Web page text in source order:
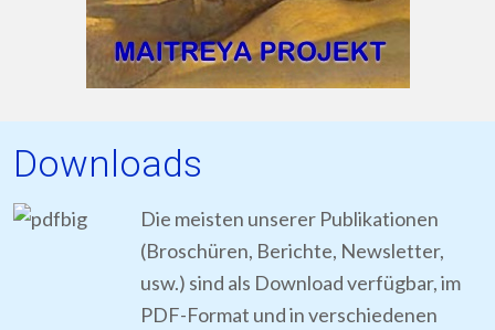
Downloads
Die meisten unserer Publikationen
(Broschüren, Berichte, Newsletter,
usw.) sind als Download verfügbar, im
PDF-Format und in verschiedenen